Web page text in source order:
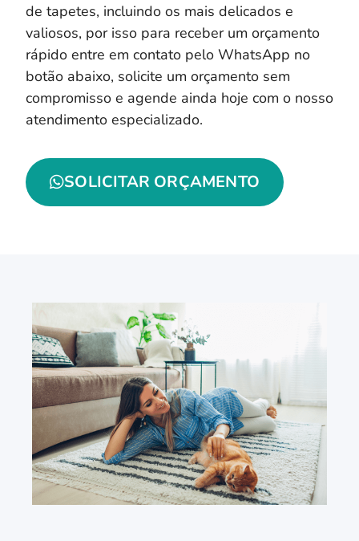
de tapetes, incluindo os mais delicados e
valiosos, por isso para receber um orçamento
rápido entre em contato pelo WhatsApp no
botão abaixo, solicite um orçamento sem
compromisso e agende ainda hoje com o nosso
atendimento especializado.
SOLICITAR ORÇAMENTO